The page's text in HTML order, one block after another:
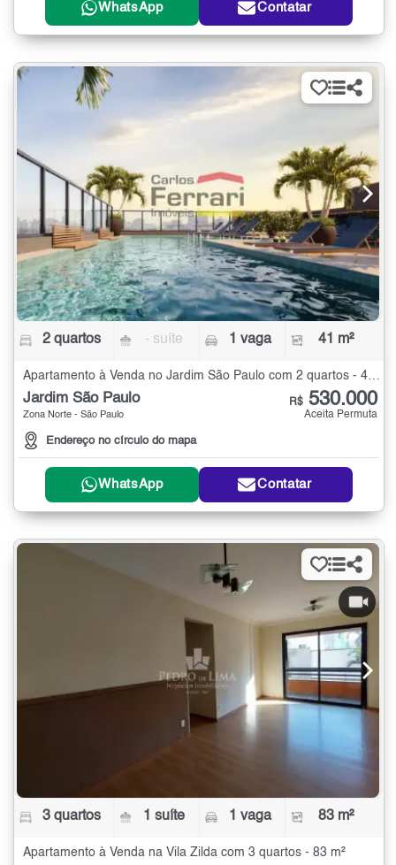
WhatsApp Contatar
2 quartos - suíte 1 vaga 41 m²
Jardim São Paulo
Zona Norte - São Paulo
Endereço no círculo do mapa
R$ 530.000
Aceita Permuta
WhatsApp Contatar
3 quartos 1 suíte 1 vaga 83 m²
Apartamento à Venda na Vila Zilda com 3 quartos - 83 m²